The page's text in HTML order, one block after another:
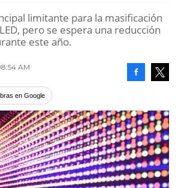
limitante para la masificación
pero se espera una reducción
este año.
AM
en Google